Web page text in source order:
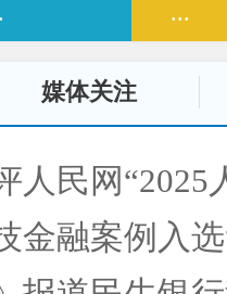
...
媒体关注
人民网“2025
例入选“2025人民